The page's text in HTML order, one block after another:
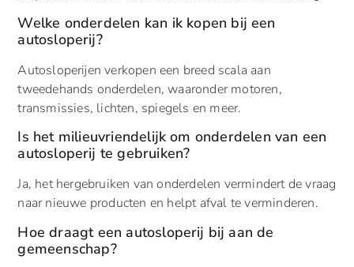
Welke onderdelen kan ik kopen bij een
autosloperij?
Autosloperijen verkopen een breed scala aan
tweedehands onderdelen, waaronder motoren,
transmissies, lichten, spiegels en meer.
Is het milieuvriendelijk om onderdelen van een
autosloperij te gebruiken?
Ja, het hergebruiken van onderdelen vermindert de vraag
naar nieuwe producten en helpt afval te verminderen.
Hoe draagt een autosloperij bij aan de
gemeenschap?